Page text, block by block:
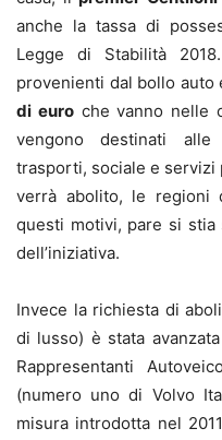
anche la tassa di
Legge di Stabilità
provenienti dal bollo auto
di euroche vanno nelle
vengono destinati
trasporti, sociale e servizi
verrà abolito, le regioni
questi motivi, pare si stia
dell’iniziativa.
Invece la richiesta di
di lusso) è stata avanzata
Rappresentanti
(numero uno di Volvo
misura introdotta nel